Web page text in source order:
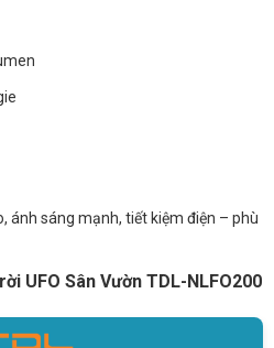
ánh sáng mạnh, tiết kiệm điện – phù
UFO Sân Vườn TDL-NLFO200